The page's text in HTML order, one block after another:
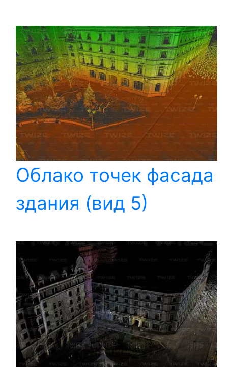
Облако точек фасада
здания (вид 5)